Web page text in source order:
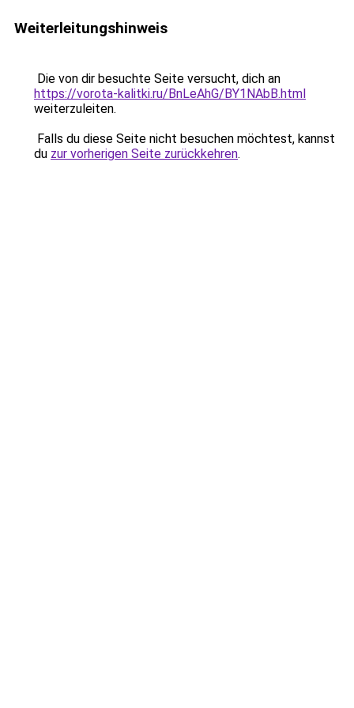
Weiterleitungshinweis
Die von dir besuchte Seite versucht, dich an
https://vorota-kalitki.ru/BnLeAhG/BY1NAbB.html
weiterzuleiten.
Falls du diese Seite nicht besuchen möchtest, kannst
du zur vorherigen Seite zurückkehren.